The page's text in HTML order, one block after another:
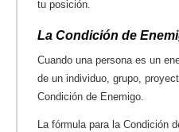
tu posición.
La Condición de
Cuando una persona es un
de un individuo, grupo,
Condición de Enemigo.
La fórmula para la Condición